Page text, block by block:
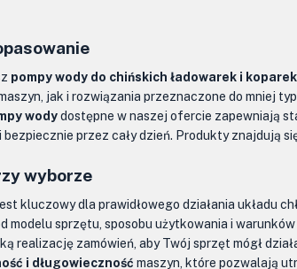
pompy wody do chińskich ładowarek i koparek
jak i rozwiązania przeznaczone do mniej
wodydostępne w naszej ofercie zapewniają
przez cały dzień. Produkty znajdują
wyborze
kluczowy dla prawidłowego działania układu
modelu sprzętu, sposobu użytkowania i
realizację zamówień, aby Twój sprzęt mógł
i długowieczność maszyn, które pozwalają